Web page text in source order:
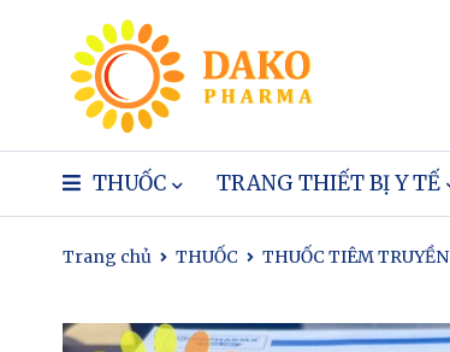
THUỐC TRANG THIẾT BỊ Y TẾ
Trang chủ THUỐC THUỐC TIÊM TRUYỀN